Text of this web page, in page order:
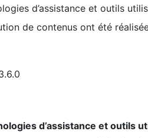
d’assistance et outils
de contenus ont été
d’assistance et outils